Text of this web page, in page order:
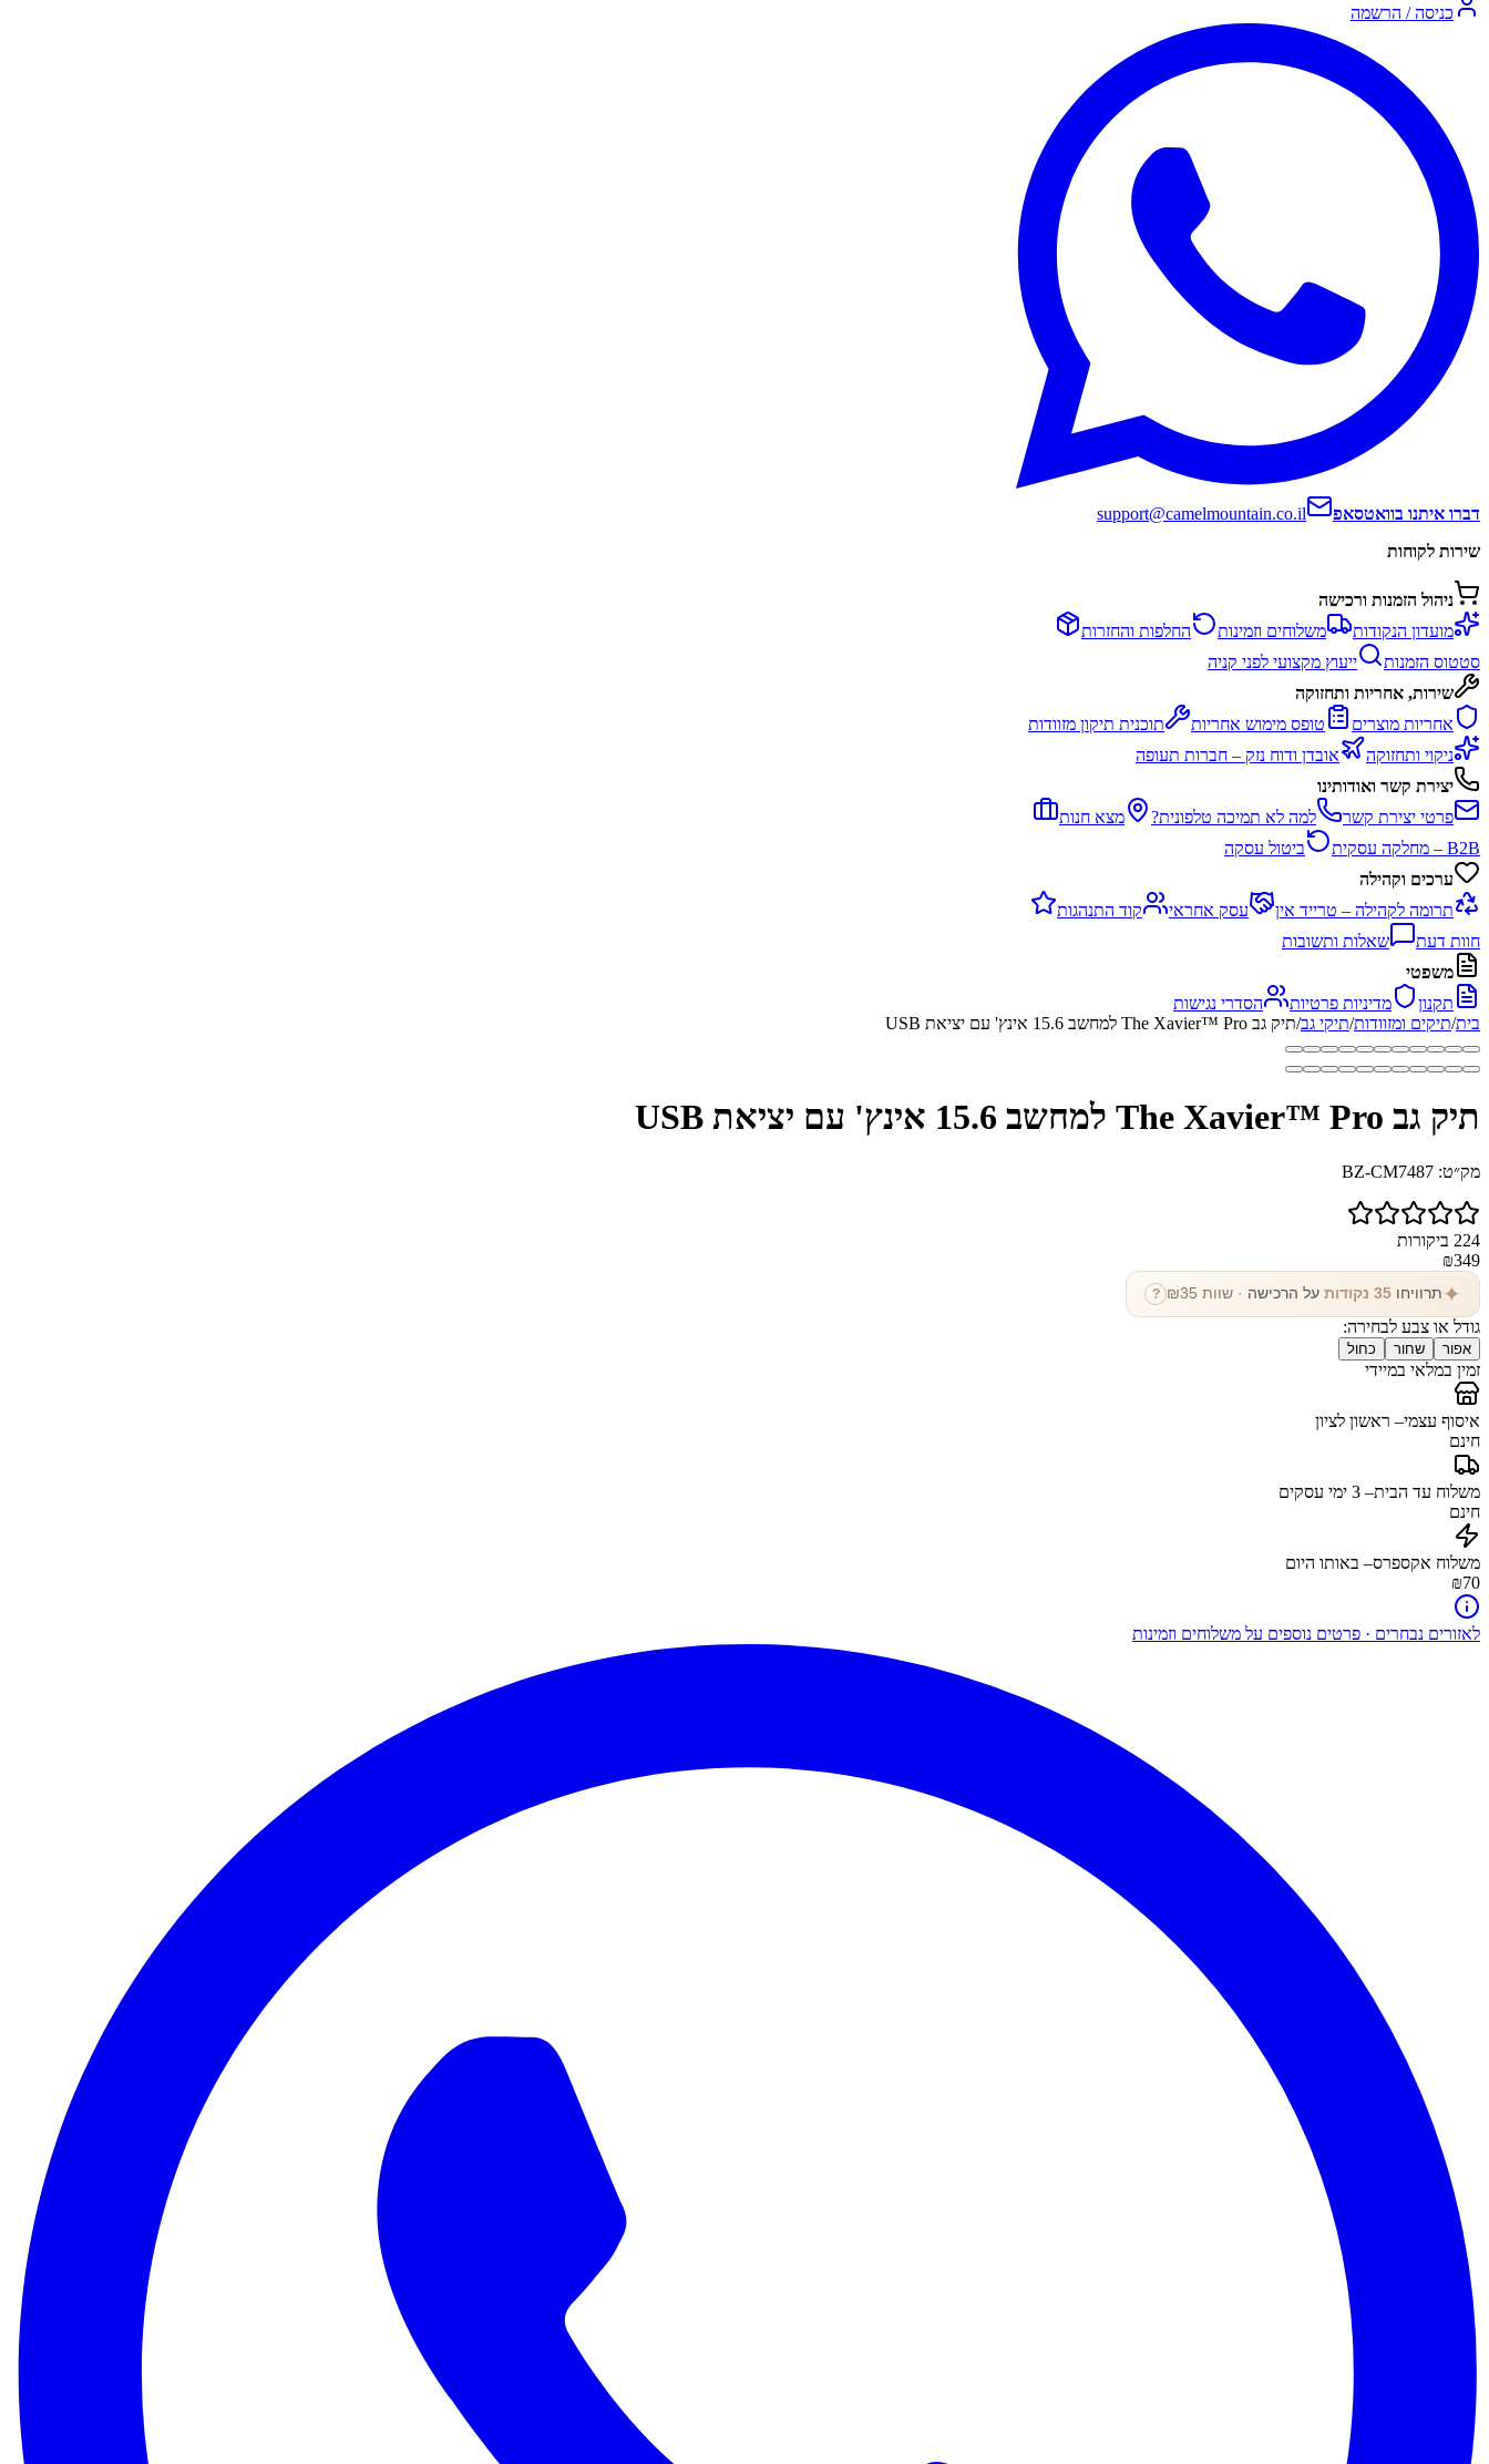
כניסה / הרשמה
דברו איתנו בוואטסאפ
support@camelmountain.co.il
שירות לקוחות
ניהול הזמנות ורכישה
מועדון הנקודות
משלוחים וזמינות
החלפות והחזרות
סטטוס הזמנות
ייעוץ מקצועי לפני קניה
שירות, אחריות ותחזוקה
אחריות מוצרים
טופס מימוש אחריות
תוכנית תיקון מזוודות
ניקוי ותחזוקה
אובדן ודוח נזק – חברות תעופה
יצירת קשר ואודותינו
פרטי יצירת קשר
למה לא תמיכה טלפונית?
מצא חנות
B2B – מחלקה עסקית
ביטול עסקה
ערכים וקהילה
תרומה לקהילה – טרייד אין
עסק אחראי
קוד התנהגות
חוות דעת
שאלות ותשובות
משפטי
תקנון
מדיניות פרטיות
הסדרי נגישות
בית/תיקים ומזוודות/תיקי גב/תיק גב The Xavier™ Pro למחשב 15.6 אינץ' עם יציאת USB
תיק גב The Xavier™ Pro למחשב 15.6 אינץ' עם יציאת USB
מק״ט: BZ-CM7487
224 ביקורות
₪349
✦ תרוויחו 35 נקודות על הרכישה · שוות ₪ 35
?
גודל או צבע לבחירה:
אפור שחור כחול
זמין במלאי במיידי
איסוף עצמי– ראשון לציון
חינם
משלוח עד הבית–
3 ימי עסקים
חינם
משלוח אקספרס– באותו היום
₪70
לאזורים נבחרים · פרטים נוספים על משלוחים וזמינות